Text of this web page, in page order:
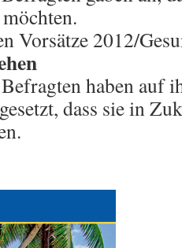
Vorsätze 2012/
haben auf
dass sie in